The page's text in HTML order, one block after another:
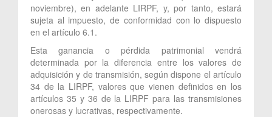
noviembre), en adelante LIRPF, y, por tanto, estará
sujeta al impuesto, de conformidad con lo dispuesto
en el artículo 6.1.
Esta ganancia o pérdida patrimonial vendrá
determinada por la diferencia entre los valores de
adquisición y de transmisión, según dispone el artículo
34 de la LIRPF, valores que vienen definidos en los
artículos 35 y 36 de la LIRPF para las transmisiones
onerosas y lucrativas, respectivamente.